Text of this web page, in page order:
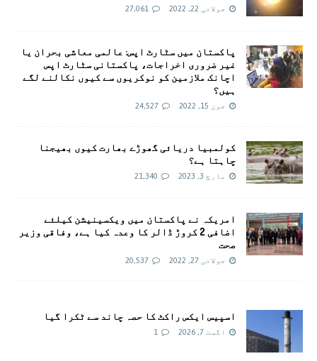
جولائی 22, 2022 27,061
پاکستان میں سٹارٹ اپس: عالمی معاشی بحران یا
غیر ضروری اخراجات، پاکستانی سٹارٹ اپس
اچانک ملازمین کو نوکریوں سے کیوں نکالنے لگے
ہیں؟
جون 15, 2022 24,527
کولمبیا دریائی گھوڑے بھارت کیوں بھیجنا
چاہتا ہے؟
مارچ 3, 2023 21,340
امريکہ نے پاکستان میں ویکسینیشن کیلئے
اضافی 2 کروڑ ڈالر کا وعدہ کیا ہے، وفاقی وزیر
صحت
جولائی 27, 2022 20,537
اسپیس ایکس راکٹ کا حصہ چاند سے ٹکرا گیا
اگست 7, 2026 1